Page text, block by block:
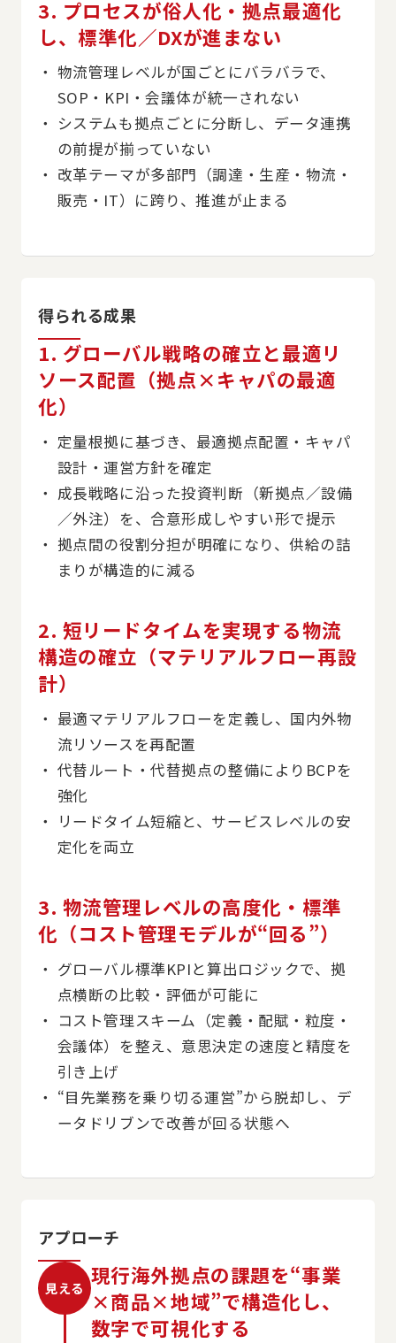
3. プロセスが俗人化・拠点最適化
し、標準化／DXが進まない
物流管理レベルが国ごとにバラバラで、
SOP・KPI・会議体が統一されない
システムも拠点ごとに分断し、データ連携
の前提が揃っていない
改革テーマが多部門（調達・生産・物流・
販売・IT）に跨り、推進が止まる
得られる成果
1. グローバル戦略の確立と最適リ
ソース配置（拠点×キャパの最適
化）
定量根拠に基づき、最適拠点配置・キャパ
設計・運営方針を確定
成長戦略に沿った投資判断（新拠点／設備
／外注）を、合意形成しやすい形で提示
拠点間の役割分担が明確になり、供給の詰
まりが構造的に減る
2. 短リードタイムを実現する物流
構造の確立（マテリアルフロー再設
計）
最適マテリアルフローを定義し、国内外物
流リソースを再配置
代替ルート・代替拠点の整備によりBCPを
強化
リードタイム短縮と、サービスレベルの安
定化を両立
3. 物流管理レベルの高度化・標準
化（コスト管理モデルが“回る”）
グローバル標準KPIと算出ロジックで、拠
点横断の比較・評価が可能に
コスト管理スキーム（定義・配賦・粒度・
会議体）を整え、意思決定の速度と精度を
引き上げ
“目先業務を乗り切る運営”から脱却し、デ
ータドリブンで改善が回る状態へ
アプローチ
見える 現行海外拠点の課題を“事業
×商品×地域”で構造化し、
数字で可視化する